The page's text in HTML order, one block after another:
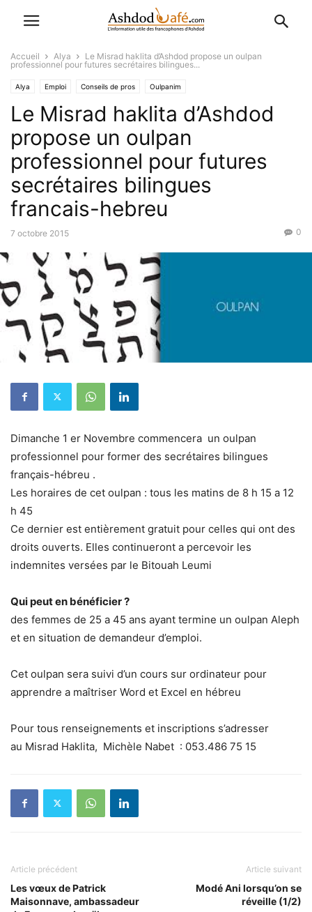
Accueil Alya
Le Misrad haklita d’Ashdod propose un oulpan
professionnel pour futures secrétaires bilingues...
Alya Emploi Conseils de pros Oulpanim
Le Misrad haklita d’Ashdod
propose un oulpan
professionnel pour futures
secrétaires bilingues
francais-hebreu
7 octobre 2015 0
Dimanche 1 er Novembre commencera un oulpan
professionnel pour former des secrétaires bilingues
français-hébreu .
Les horaires de cet oulpan : tous les matins de 8 h 15 a 12
h 45
Ce dernier est entièrement gratuit pour celles qui ont des
droits ouverts. Elles continueront a percevoir les
indemnites versées par le Bitouah Leumi
Qui peut en bénéficier ?
des femmes de 25 a 45 ans ayant termine un oulpan Aleph
et en situation de demandeur d’emploi.
Cet oulpan sera suivi d’un cours sur ordinateur pour
apprendre a maîtriser Word et Excel en hébreu
Pour tous renseignements et inscriptions s’adresser
au Misrad Haklita, Michèle Nabet : 053.486 75 15
Article précédent
Les vœux de Patrick
Maisonnave, ambassadeur
Article suivant
Modé Ani lorsqu’on se
réveille (1/2)